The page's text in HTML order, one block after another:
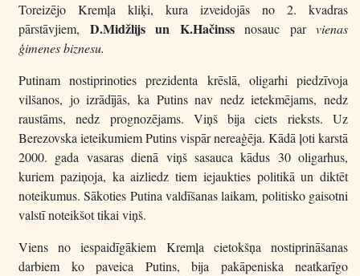
Toreizējo Kremļa kliķi, kura izveidojās no 2. kvadras
pārstāvjiem, D.Midžlijs un K.Hačinssnosauc par vienas
ģimenes biznesu.
Putinam nostiprinoties prezidenta krēslā, oligarhi piedzīvoja
vilšanos, jo izrādījās, ka Putins nav nedz ietekmējams, nedz
raustāms, nedz prognozējams. Viņš bija ciets rieksts. Uz
Berezovska ieteikumiem Putins vispār nereaģēja. Kādā ļoti karstā
2000. gada vasaras dienā viņš sasauca kādus 30 oligarhus,
kuriem paziņoja, ka aizliedz tiem iejaukties politikā un diktēt
noteikumus. Sākoties Putina valdīšanas laikam, politisko gaisotni
valstī noteikšot tikai viņš.
Viens no iespaidīgākiem Kremļa cietokšņa nostiprināšanas
darbiem ko paveica Putins, bija pakāpeniska neatkarīgo